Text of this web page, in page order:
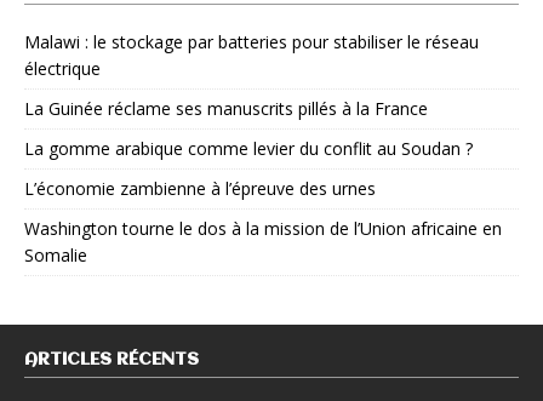
Malawi : le stockage par batteries pour stabiliser le réseau
électrique
La Guinée réclame ses manuscrits pillés à la France
La gomme arabique comme levier du conflit au Soudan ?
L’économie zambienne à l’épreuve des urnes
Washington tourne le dos à la mission de l’Union africaine en
Somalie
ARTICLES RÉCENTS